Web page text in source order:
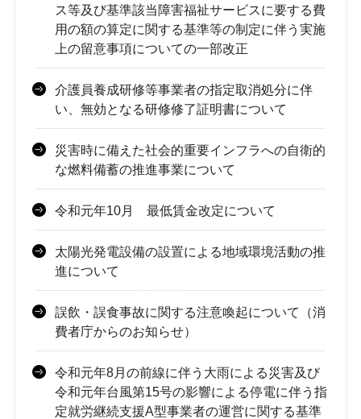
ス等及び基準該当障害福祉サービスに要する費
用の額の算定に関する基準等の制定に伴う実施
上の留意事項についての一部改正
介護員養成研修等事業者の指定取消処分に伴
い、無効となる研修修了証明書について
災害時に備えた社会的重要インフラへの自衛的
な燃料備蓄の推進事業について
令和元年10月 最低賃金改定について
太陽光発電設備の設置による地域環境活動の推
進について
誤飲・誤食事故に関する注意喚起について（消
費者庁からのお知らせ）
令和元年8月の前線に伴う大雨による災害及び
令和元年台風第15号の影響による停電に伴う指
定就労継続支援A型事業者の運営に関する基準